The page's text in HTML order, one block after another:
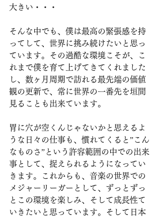
大きい・・・
そんな中でも、僕は最高の緊張感を持
ってして、世界に挑み続けたいと思っ
ています。その過酷な環境こそが、こ
れまで僕を育て上げてきてくれました
し、数ヶ月周期で訪れる最先端の価値
観の更新で、常に世界の一番先を垣間
見ることも出来ています。
胃に穴が空くんじゃないかと思えるよ
うな日々の仕事も、慣れてくると”こん
なものさ”という許容範囲の中での出来
事として、捉えられるようになってい
きます。これからも、音楽の世界での
メジャーリーガーとして、ずっとずっ
とこの環境を楽しみ、そして成長性て
いきたいと思っています。そして日本